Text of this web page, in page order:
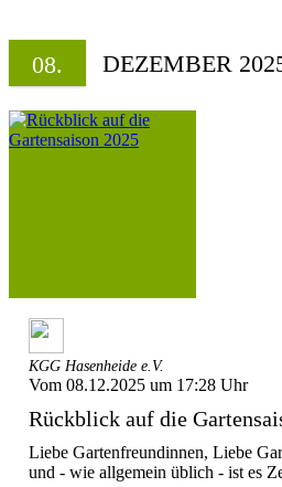
08. DEZEMBER
KGG Hasenheide e.V.
Vom 08.12.2025 um 17:28 Uhr
Rückblick auf die
Liebe Gartenfreundinnen, Liebe
und - wie allgemein üblich - ist es